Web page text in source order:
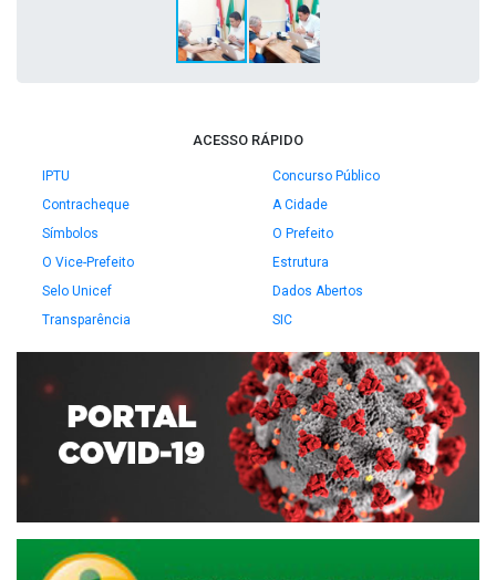
ACESSO RÁPIDO
IPTU
Concurso Público
Contracheque
A Cidade
Símbolos
O Prefeito
O Vice-Prefeito
Estrutura
Selo Unicef
Dados Abertos
Transparência
SIC